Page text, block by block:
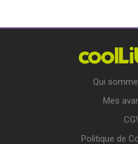
Qui
Mes
Politique de